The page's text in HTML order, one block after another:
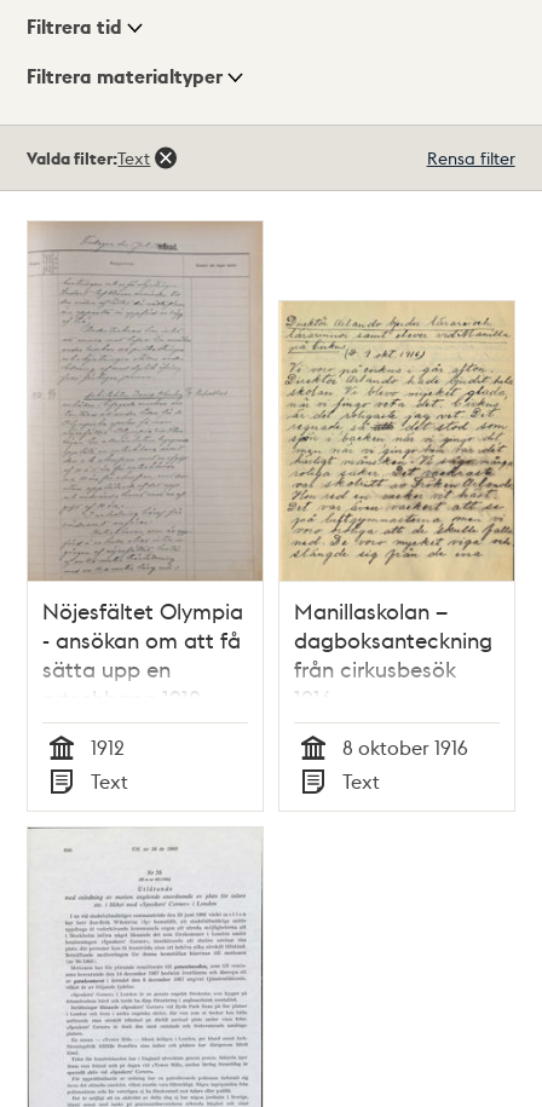
Visningsläge
Filtrera tid
Filtrera materialtyper
träffar
Valda filter:Text Rensa filter
Nöjesfältet Olympia
- ansökan om att få
sätta upp en
rutschbana 1912
Tid
1912
Typ
Text
Manillaskolan –
dagboksanteckning
från cirkusbesök
1916
Tid
8 oktober 1916
Typ
Text